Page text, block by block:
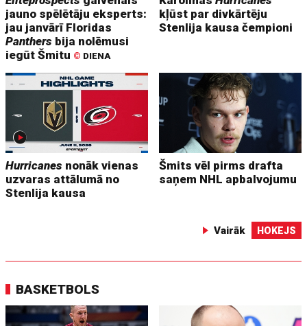
jauno spēlētāju eksperts:
jau janvārī Floridas
Panthers bija nolēmusi
iegūt Šmitu © DIENA
kļūst par divkārtēju
Stenlija kausa čempioni
Hurricanes nonāk vienas
uzvaras attālumā no
Stenlija kausa
Šmits vēl pirms drafta
saņem NHL apbalvojumu
Vairāk HOKEJS
BASKETBOLS